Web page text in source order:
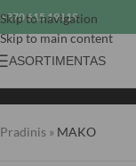
Skip to navigation
Skip to main content
+370 615 19119
ASORTIMENTAS
Pradinis » MAKO